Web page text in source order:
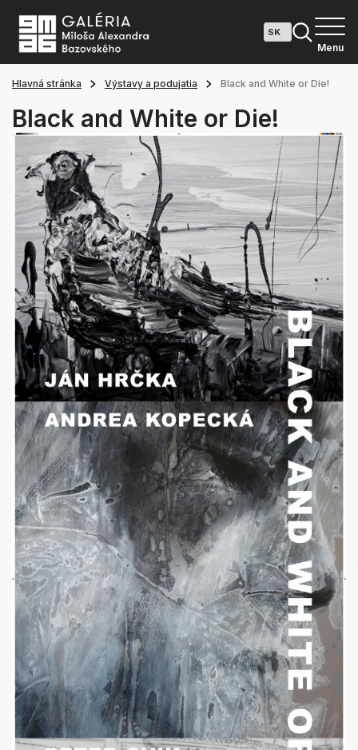
Menu
Hlavná stránka Výstavy a podujatia Black and White or Die!
Black and White or Die!